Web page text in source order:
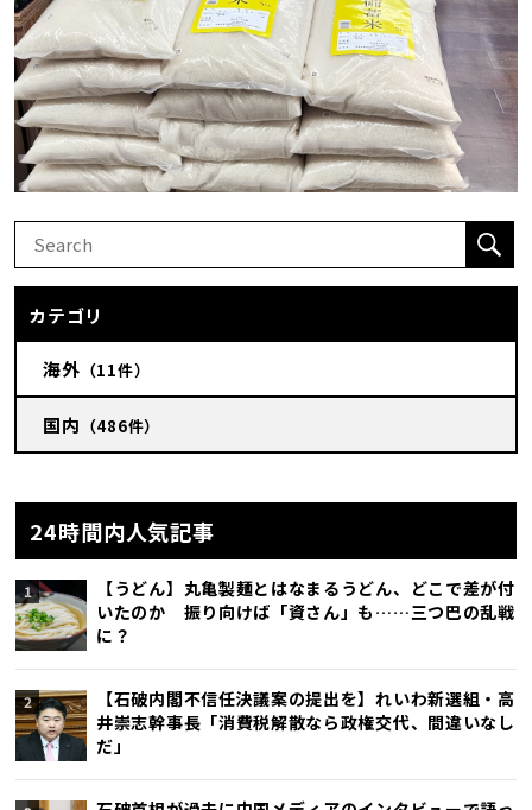
24時間内人気記事
【うどん】丸亀製麺とはなまるうどん、どこで差が付
いたのか 振り向けば「資さん」も……三つ巴の乱戦
に？
【石破内閣不信任決議案の提出を】れいわ新選組・高
井崇志幹事長「消費税解散なら政権交代、間違いなし
だ」
カテゴリ
海外 （11件）
国内 （486件）